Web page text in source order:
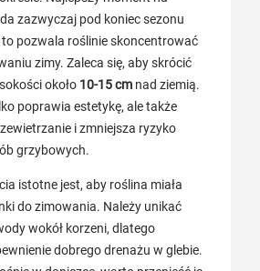
zazwyczaj pod koniec sezonu
pozwala roślinie skoncentrować
zimy. Zaleca się, aby skrócić
około 10-15 cm nad ziemią.
poprawia estetykę, ale także
i zmniejsza ryzyko
grzybowych.
istotne jest, aby roślina miała
do zimowania. Należy unikać
wokół korzeni, dlatego
dobrego drenażu w glebie.